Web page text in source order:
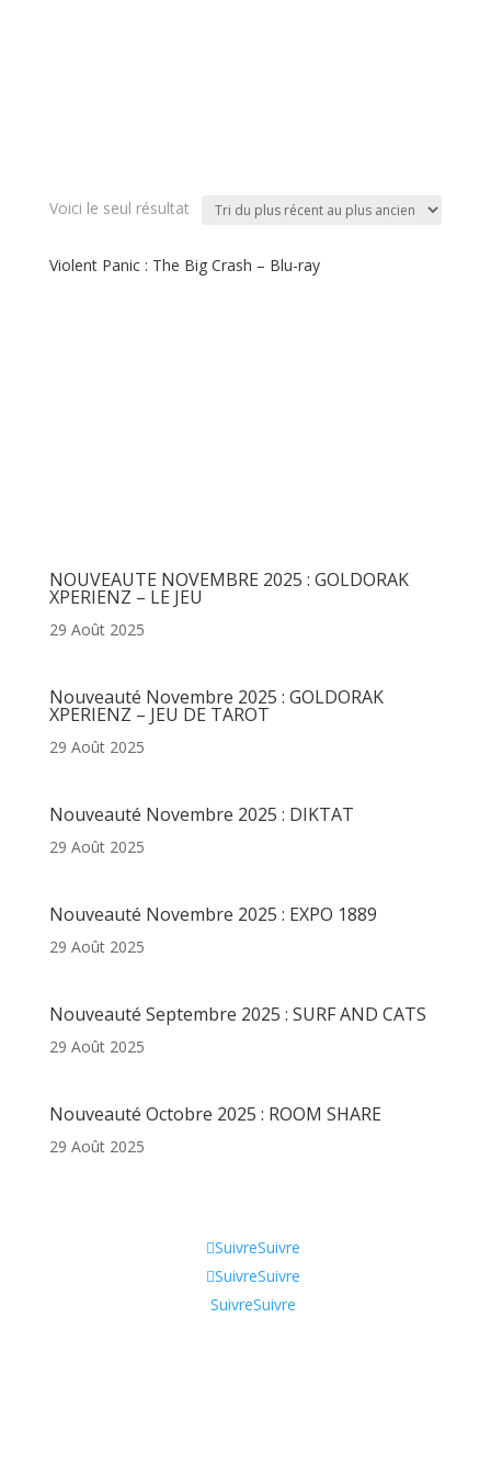
Voici le seul résultat
Violent Panic : The Big Crash – Blu-ray
NOUVEAUTE NOVEMBRE 2025 : GOLDORAK
XPERIENZ – LE JEU
29 Août 2025
Nouveauté Novembre 2025 : GOLDORAK
XPERIENZ – JEU DE TAROT
29 Août 2025
Nouveauté Novembre 2025 : DIKTAT
29 Août 2025
Nouveauté Novembre 2025 : EXPO 1889
29 Août 2025
Nouveauté Septembre 2025 : SURF AND CATS
29 Août 2025
Nouveauté Octobre 2025 : ROOM SHARE
29 Août 2025
SuivreSuivre
SuivreSuivre
SuivreSuivre